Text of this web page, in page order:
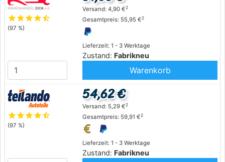
starstarstarstarstar_half
(97 %)
Lieferzeit: 1 - 3 Werktage
Zustand: Fabrikneu
Versand: 4,90 €2
Gesamtpreis: 55,95 €2
Warenkorb
starstarstarstarstar_half
(97 %)
Lieferzeit: 1 - 3 Werktage
Zustand: Fabrikneu
54,62 €
Versand: 5,29 €2
Gesamtpreis: 59,91 €2